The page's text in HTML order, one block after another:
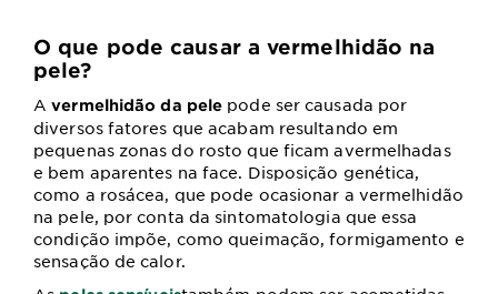
O que pode causar a vermelhidão na
pele?
Avermelhidão da pele pode ser causada por
diversos fatores que acabam resultando em
pequenas zonas do rosto que ficam avermelhadas
e bem aparentes na face. Disposição genética,
como a rosácea, que pode ocasionar a vermelhidão
na pele, por conta da sintomatologia que essa
condição impõe, como queimação, formigamento e
sensação de calor.